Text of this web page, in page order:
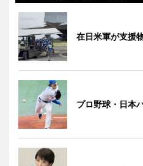
在日米軍が支援
プロ野球・日本